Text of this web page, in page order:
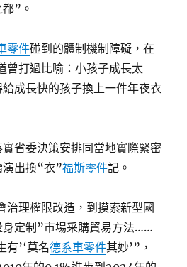
”。
零件碰到的體制機制障礙，在
曾打過比喻：小孩子成長太
成長快的孩子換上一件年夜衣
省委決策安排同當地實際緊密
演出換“衣”福斯零件記。
治理權限改造，到摸索新型國
身定制”市場采購貿易方法……
有’‘莫名德系車零件其妙’”，